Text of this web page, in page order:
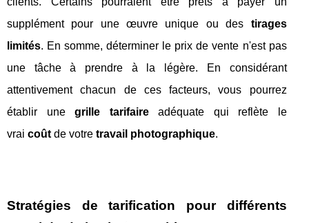
supplément pour une œuvre unique ou des tirages
limités. En somme, déterminer le prix de vente n'est pas
une tâche à prendre à la légère. En considérant
attentivement chacun de ces facteurs, vous pourrez
établir unegrille tarifaireadéquate qui reflète le
vrai coût de votre travail photographique.
Stratégies de tarification pour différents